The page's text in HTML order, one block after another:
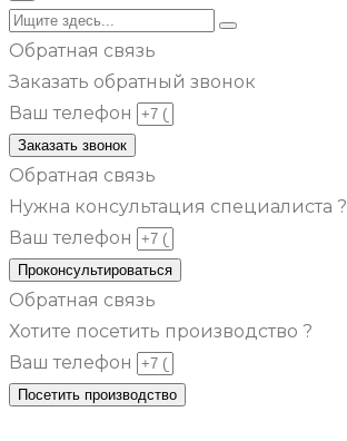
Обратная связь
Заказать обратный звонок
Ваш телефон
Заказать звонок
Обратная связь
Нужна консультация специалиста ?
Ваш телефон
Проконсультироваться
Обратная связь
Хотите посетить производство ?
Ваш телефон
Посетить производство